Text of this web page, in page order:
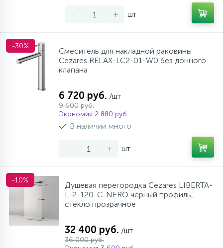
- + шт
-30%
Смеситель для накладной раковины
Cezares RELAX-LC2-01-W0 без донного
клапана
6 720 руб. /шт
9 600 руб.
Экономия 2 880 руб.
В наличии много
- + шт
-10%
Душевая перегородка Cezares LIBERTA-
L-2-120-C-NERO чёрный профиль,
стекло прозрачное
32 400 руб. /шт
36 000 руб.